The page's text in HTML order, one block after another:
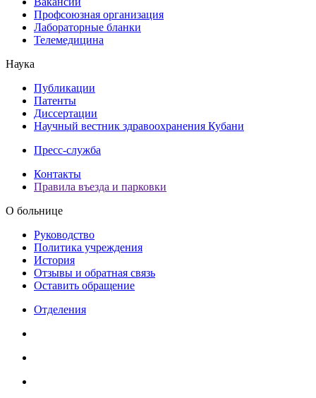
Профсоюзная организация
Лабораторные бланки
Телемедицина
Наука
Публикации
Патенты
Диссертации
Научный вестник здравоохранения Кубани
Пресс-служба
Контакты
Правила въезда и парковки
О больнице
Руководство
Политика учреждения
История
Отзывы и обратная связь
Оставить обращение
Отделения